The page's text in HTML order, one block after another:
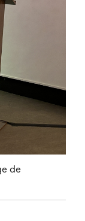
de